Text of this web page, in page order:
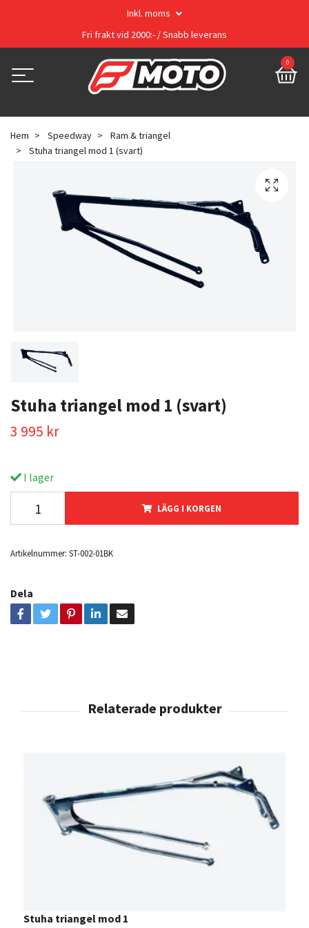
Inkl. moms
Fri frakt vid 2000:- / Snabb leverans
0
Hem Speedway
Ram & triangel
Stuha triangel mod 1 (svart)
Stuha triangel mod 1 (svart)
3 995 kr
I lager
LÄGG I KORGEN
Artikelnummer: ST-002-01BK
Dela
Stuha triangel mod 1